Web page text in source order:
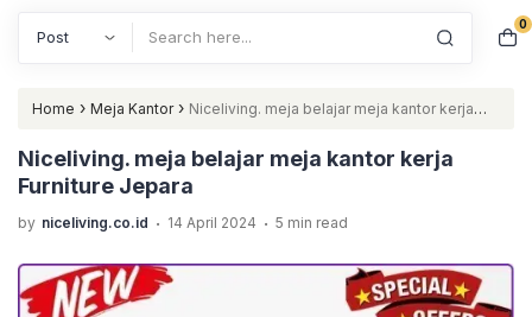
0
Home › Meja Kantor› Niceliving. meja belajar meja kantor kerja
Furniture Jepara
Niceliving. meja belajar meja kantor kerja
Furniture Jepara
by niceliving.co.id . 14 April 2024 . 5 min read